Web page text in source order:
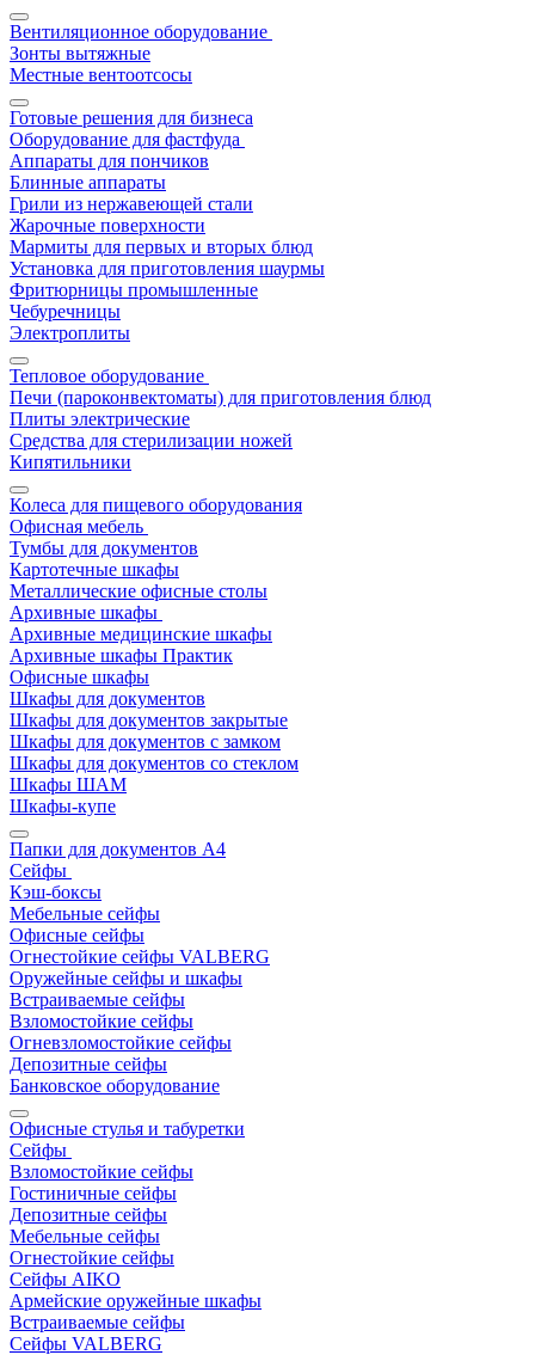
Вентиляционное оборудование
Зонты вытяжные
Местные вентоотсосы
Готовые решения для бизнеса
Оборудование для фастфуда
Аппараты для пончиков
Блинные аппараты
Грили из нержавеющей стали
Жарочные поверхности
Мармиты для первых и вторых блюд
Установка для приготовления шаурмы
Фритюрницы промышленные
Чебуречницы
Электроплиты
Тепловое оборудование
Печи (пароконвектоматы) для приготовления блюд
Плиты электрические
Средства для стерилизации ножей
Кипятильники
Колеса для пищевого оборудования
Офисная мебель
Тумбы для документов
Картотечные шкафы
Металлические офисные столы
Архивные шкафы
Архивные медицинские шкафы
Архивные шкафы Практик
Офисные шкафы
Шкафы для документов
Шкафы для документов закрытые
Шкафы для документов с замком
Шкафы для документов со стеклом
Шкафы ШАМ
Шкафы-купе
Папки для документов A4
Сейфы
Кэш-боксы
Мебельные сейфы
Офисные сейфы
Огнестойкие сейфы VALBERG
Оружейные сейфы и шкафы
Встраиваемые сейфы
Взломостойкие сейфы
Огневзломостойкие сейфы
Депозитные сейфы
Банковское оборудование
Офисные стулья и табуретки
Сейфы
Взломостойкие сейфы
Гостиничные сейфы
Депозитные сейфы
Мебельные сейфы
Огнестойкие сейфы
Сейфы AIKO
Армейские оружейные шкафы
Встраиваемые сейфы
Сейфы VALBERG